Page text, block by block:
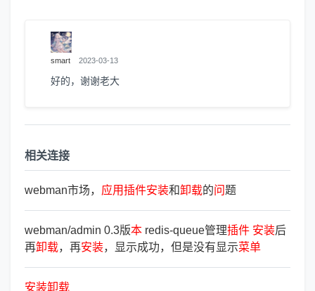
smart 2023-03-13
好的，谢谢老大
相关连接
webman市场， 应用插件安装和卸载的问题
webman/admin 0.3版本 redis-queue管理插件 安装后
再卸载，再安装，显示成功，但是没有显示菜单
安装卸载